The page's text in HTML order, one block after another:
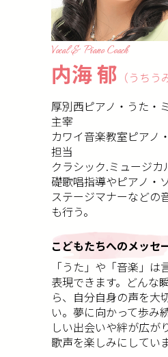
Vocal & Piano Coach
内海 郁 （うちう
厚別西ピアノ・うた・
主宰
カワイ音楽教室ピアノ
担当
クラシック.ミュージ
礎歌唱指導やピアノ・
ステージマナーなどの
も行う。
こどもたちへのメッセ
「うた」や「音楽」は
表現できます。どんな
ら、自分自身の声を大
い。夢に向かって歩み
しい出会いや絆が広が
歌声を楽しみにしていま